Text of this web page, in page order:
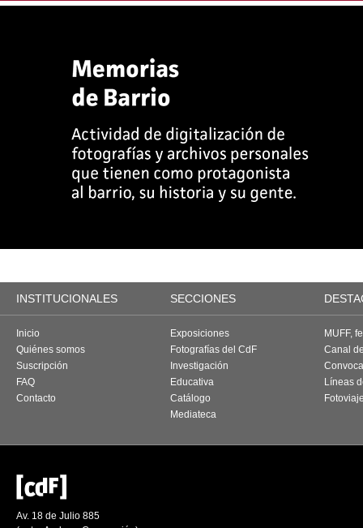
INSTITUCIONALES SECCIONES
Inicio
Quiénes somos
Suscripción
FAQ
Contacto
Exposiciones
Fotografías del CdF
Investigación
Educativa
Catálogo
Mediateca
MUFF,
Canal
Líneas
Av. 18 de Julio 885